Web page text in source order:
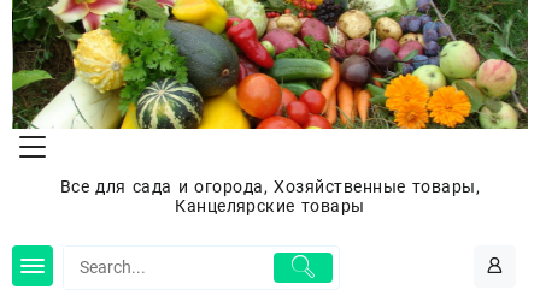
Перейти
содержимому
Все для сада и огорода, Хозяйственные товары,
Канцелярские товары